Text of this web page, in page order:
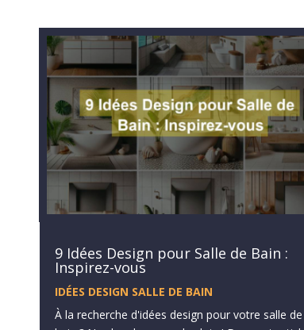
9 Idées Design pour Salle de Bain :
Inspirez-vous
IDÉES DESIGN SALLE DE BAIN
À la recherche d'idées design pour votre salle de